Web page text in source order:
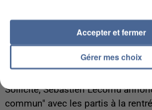
Gabriel Attal et Raphaël
Sollicité, Sébastien Lecornu
commun" avec les partis à la
Gérer mes choix
Accepter et fermer